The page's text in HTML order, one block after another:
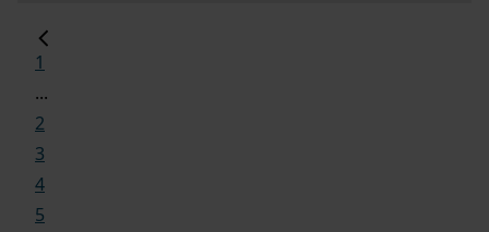
1
...
2
3
4
5